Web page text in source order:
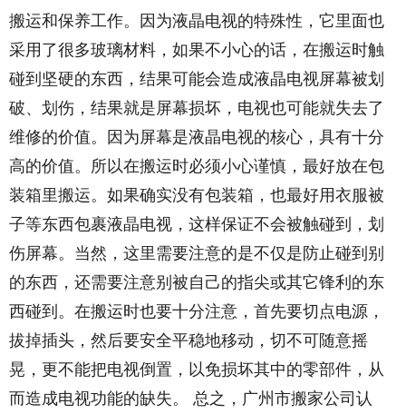
搬运和保养工作。因为液晶电视的特殊性，它里面也
采用了很多玻璃材料，如果不小心的话，在搬运时触
碰到坚硬的东西，结果可能会造成液晶电视屏幕被划
破、划伤，结果就是屏幕损坏，电视也可能就失去了
维修的价值。因为屏幕是液晶电视的核心，具有十分
高的价值。所以在搬运时必须小心谨慎，最好放在包
装箱里搬运。如果确实没有包装箱，也最好用衣服被
子等东西包裹液晶电视，这样保证不会被触碰到，划
伤屏幕。当然，这里需要注意的是不仅是防止碰到别
的东西，还需要注意别被自己的指尖或其它锋利的东
西碰到。在搬运时也要十分注意，首先要切点电源，
拔掉插头，然后要安全平稳地移动，切不可随意摇
晃，更不能把电视倒置，以免损坏其中的零部件，从
而造成电视功能的缺失。 总之，广州市搬家公司认